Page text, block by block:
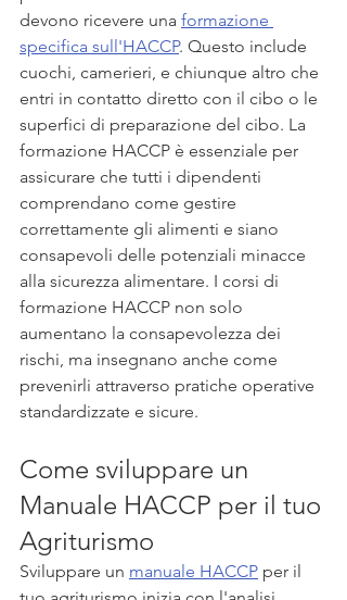
devono ricevere una formazione
specifica sull'HACCP. Questo include
cuochi, camerieri, e chiunque altro che
entri in contatto diretto con il cibo o le
superfici di preparazione del cibo. La
formazione HACCP è essenziale per
assicurare che tutti i dipendenti
comprendano come gestire
correttamente gli alimenti e siano
consapevoli delle potenziali minacce
alla sicurezza alimentare. I corsi di
formazione HACCP non solo
aumentano la consapevolezza dei
rischi, ma insegnano anche come
prevenirli attraverso pratiche operative
standardizzate e sicure.
Come sviluppare un
Manuale HACCP per il tuo
Agriturismo
Sviluppare un manuale HACCP per il